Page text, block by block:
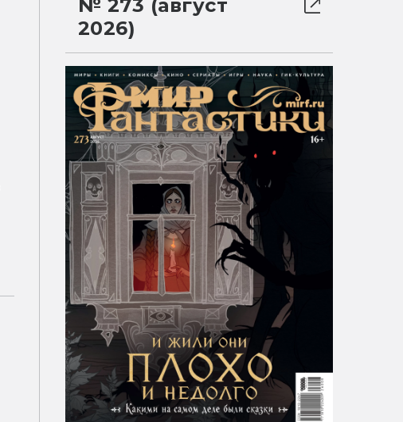
№ 273 (август
2026)